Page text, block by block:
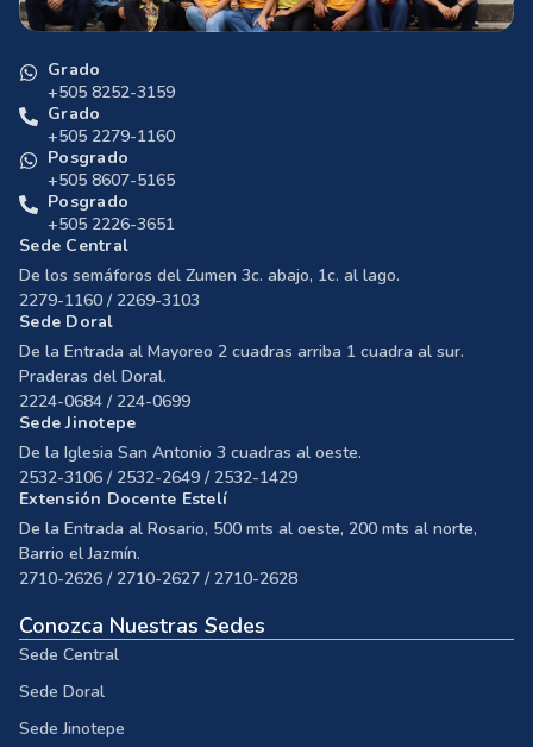
Grado
+505 8252-3159
Grado
+505 2279-1160
Posgrado
+505 8607-5165
Posgrado
+505 2226-3651
Sede Central
De los semáforos del Zumen 3c. abajo, 1c. al lago.
2279-1160 / 2269-3103
Sede Doral
De la Entrada al Mayoreo 2 cuadras arriba 1 cuadra al sur.
Praderas del Doral.
2224-0684 / 224-0699
Sede Jinotepe
De la Iglesia San Antonio 3 cuadras al oeste.
2532-3106 / 2532-2649 / 2532-1429
Extensión Docente Estelí
De la Entrada al Rosario, 500 mts al oeste, 200 mts al norte,
Barrio el Jazmín.
2710-2626 / 2710-2627 / 2710-2628
Conozca Nuestras Sedes
Sede Central
Sede Doral
Sede Jinotepe